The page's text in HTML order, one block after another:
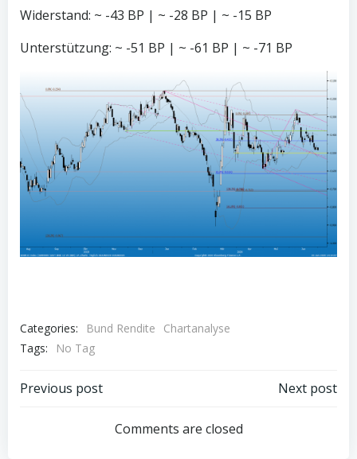
Widerstand: ~ -43 BP | ~ -28 BP | ~ -15 BP
Unterstützung: ~ -51 BP | ~ -61 BP | ~ -71 BP
Categories: Bund Rendite
Chartanalyse
Tags:
No Tag
Post
navigation
Previous post
navigation
Next post
Comments are closed